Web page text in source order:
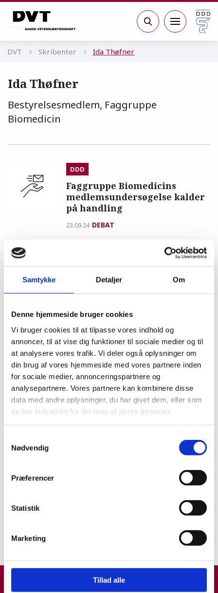
Samtykke Detaljer Om
Denne hjemmeside bruger cookies
Vi bruger cookies til at tilpasse vores indhold og
annoncer, til at vise dig funktioner til sociale medier og til
at analysere vores trafik. Vi deler også oplysninger om
din brug af vores hjemmeside med vores partnere inden
for sociale medier, annonceringspartnere og
analysepartnere. Vores partnere kan kombinere disse
data med andre oplysninger, du har givet dem, eller som
de har indsamlet fra din brug af deres tjenester.
Nødvendig
Præferencer
Statistik
Marketing
Tillad alle
Søg
DVT Skribenter Ida Thøfner
Ida Thøfner
Bestyrelsesmedlem, Faggruppe
Biomedicin
DDD
Faggruppe Biomedicins
medlemsundersøgelse kalder
på handling
23.09.24 DEBAT
FVE møder i Bruxelles
REFERAT
Veterinært udsyn - stort og
småt fra Europa
21.08.23 REFERAT
Veterinært udsyn
16.01.23 REFERAT
Veterinært udsyn: FVE-møder i
Fagligpolitisk gensyn med